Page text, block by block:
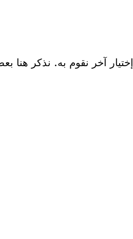
آخر نقوم به. نذكر هنا